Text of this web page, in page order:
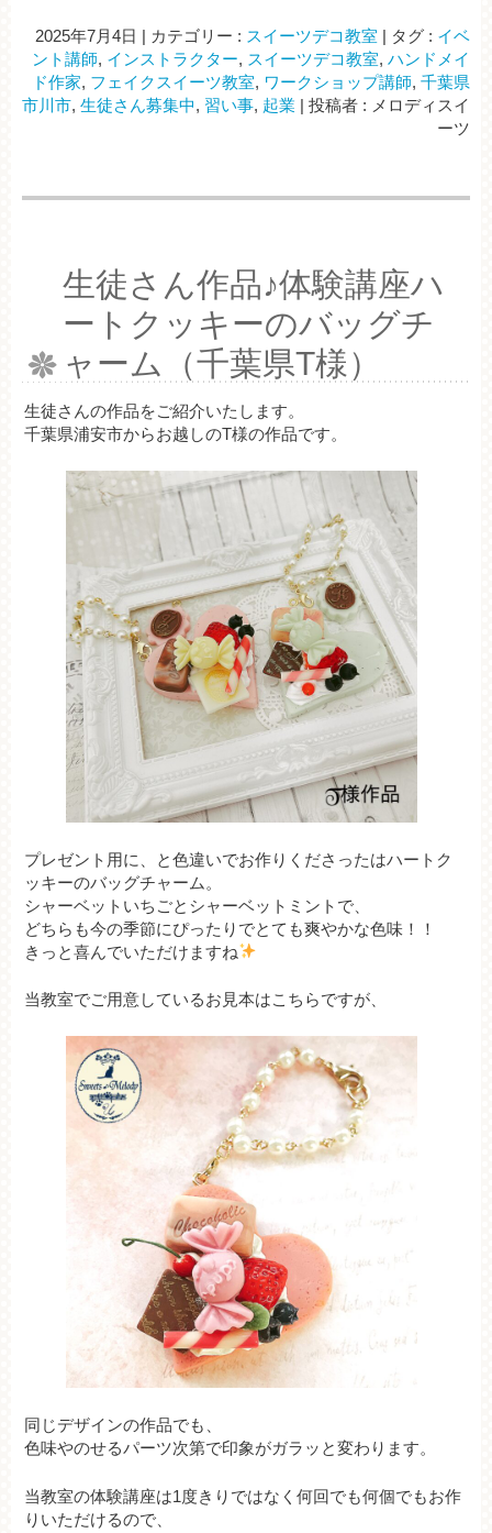
2025年7月4日 | カテゴリー : スイーツデコ教室 | タグ : イベ
ント講師, インストラクター, スイーツデコ教室, ハンドメイ
ド作家, フェイクスイーツ教室, ワークショップ講師, 千葉県
市川市, 生徒さん募集中, 習い事, 起業 | 投稿者 : メロディスイ
ーツ
生徒さん作品♪体験講座ハ
ートクッキーのバッグチ
ャーム（千葉県T様）
生徒さんの作品をご紹介いたします。
千葉県浦安市からお越しのT様の作品です。
プレゼント用に、と色違いでお作りくださったはハートク
ッキーのバッグチャーム。
シャーベットいちごとシャーベットミントで、
どちらも今の季節にぴったりでとても爽やかな色味！！
きっと喜んでいただけますね
当教室でご用意しているお見本はこちらですが、
同じデザインの作品でも、
色味やのせるパーツ次第で印象がガラッと変わります。
当教室の体験講座は1度きりではなく何回でも何個でもお作
りいただけるので、